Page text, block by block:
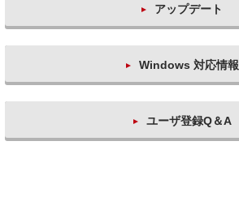
アップデート
Windows 対応情報
ユーザ登録Q＆A